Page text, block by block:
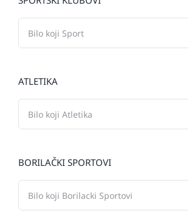
ATLETIKA
BORILAČKI SPORTOVI